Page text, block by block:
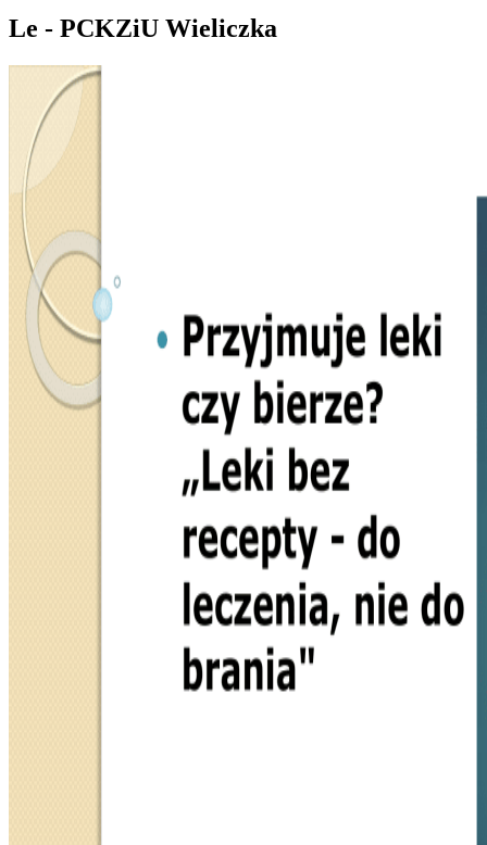
Le - PCKZiU Wieliczka